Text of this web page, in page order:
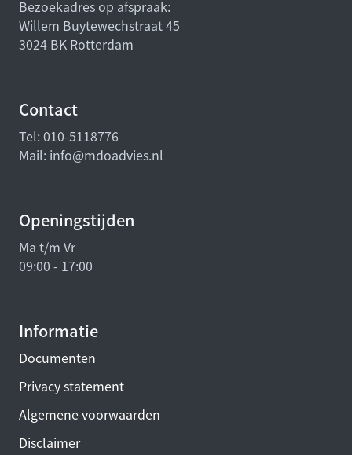
Bezoekadres op afspraak:
Willem Buytewechstraat 45
3024 BK Rotterdam
Contact
Tel: 010-5118776
Mail: info@mdoadvies.nl
Openingstijden
Ma t/m Vr
09:00 - 17:00
Informatie
Documenten
Privacy statement
Algemene voorwaarden
Disclaimer